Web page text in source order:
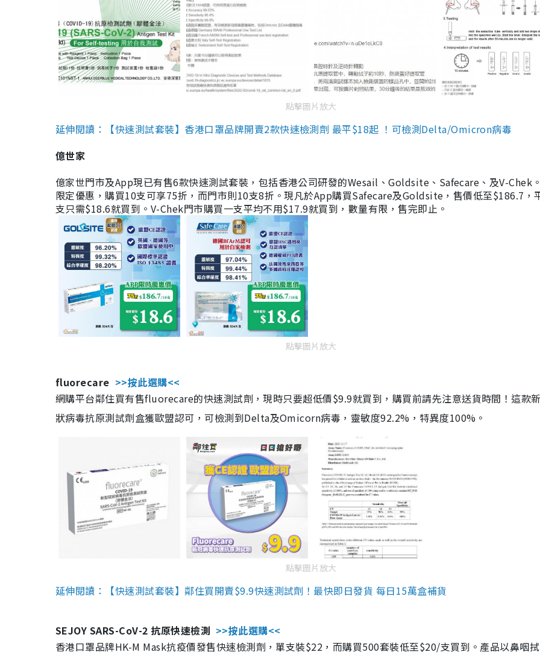
點擊圖片放大
延伸閱讀：【快速測試套裝】香港口罩品牌開賣2款快速檢測劑 最平$18起 ！可檢測Delta/Omicron病毒
億世家
億家世門市及App現已有售6款快速測試套裝，包括香港公司研發的Wesail、Goldsite、Safecare、及V-Chek
限定優惠，購買10支可享75折，而門市則10支8折。現凡於App購買Safecare及Goldsite，售價低至$186.7，
支只需$18.6就買到。V-Chek門市購買一支平均不用$17.9就買到，數量有限，售完即止。
點擊圖片放大
fluorecare >>按此選購<<
網購平台鄰住買有售fluorecare的快速測試劑，現時只要超低價$9.9就買到，購買前請先注意送貨時間！這款
狀病毒抗原測試劑盒獲歐盟認可，可檢測到Delta及Omicorn病毒，靈敏度92.2%，特異度100%。
點擊圖片放大
延伸閱讀：【快速測試套裝】鄰住買開賣$9.9快速測試劑！最快即日發貨 每日15萬盒補貨
SEJOY SARS-CoV-2 抗原快速檢測 >>按此選購<<
香港口罩品牌HK-M Mask抗疫價發售快速檢測劑，單支裝$22，而購買500套裝低至$20/支買到。產品以鼻咽